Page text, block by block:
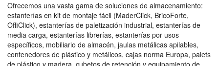
Ofrecemos una vasta gama de soluciones de almacenamiento:
estanterías en kit de montaje fácil (MaderClick, BricoForte,
OffiClick), estanterías de paletización industrial, estanterías de
media carga, estanterías librerías, estanterías por usos
específicos, mobiliario de almacén, jaulas metálicas apilables,
contenedores de plástico y metálicos, cajas norma Europa, palets
de plástico y madera, cubetos de retención y equipamiento de